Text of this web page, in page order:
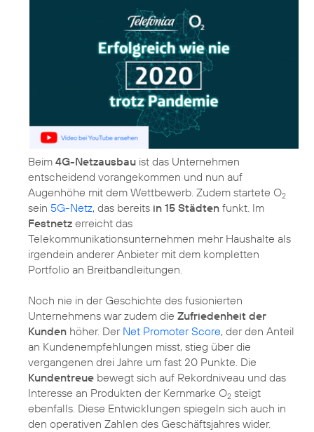
Beim 4G-Netzausbau ist das Unternehmen
entscheidend vorangekommen und nun auf
Augenhöhe mit dem Wettbewerb. Zudem startete O2
sein 5G-Netz, das bereits in 15 Städten funkt. Im
Festnetz erreicht das
Telekommunikationsunternehmen mehr Haushalte als
irgendein anderer Anbieter mit dem kompletten
Portfolio an Breitbandleitungen.
Noch nie in der Geschichte des fusionierten
Unternehmens war zudem die Zufriedenheit der
Kunden höher. Der Net Promoter Score, der den Anteil
an Kundenempfehlungen misst, stieg über die
vergangenen drei Jahre um fast 20 Punkte. Die
Kundentreue bewegt sich auf Rekordniveau und das
Interesse an Produkten der Kernmarke O2 steigt
ebenfalls. Diese Entwicklungen spiegeln sich auch in
den operativen Zahlen des Geschäftsjahres wider.